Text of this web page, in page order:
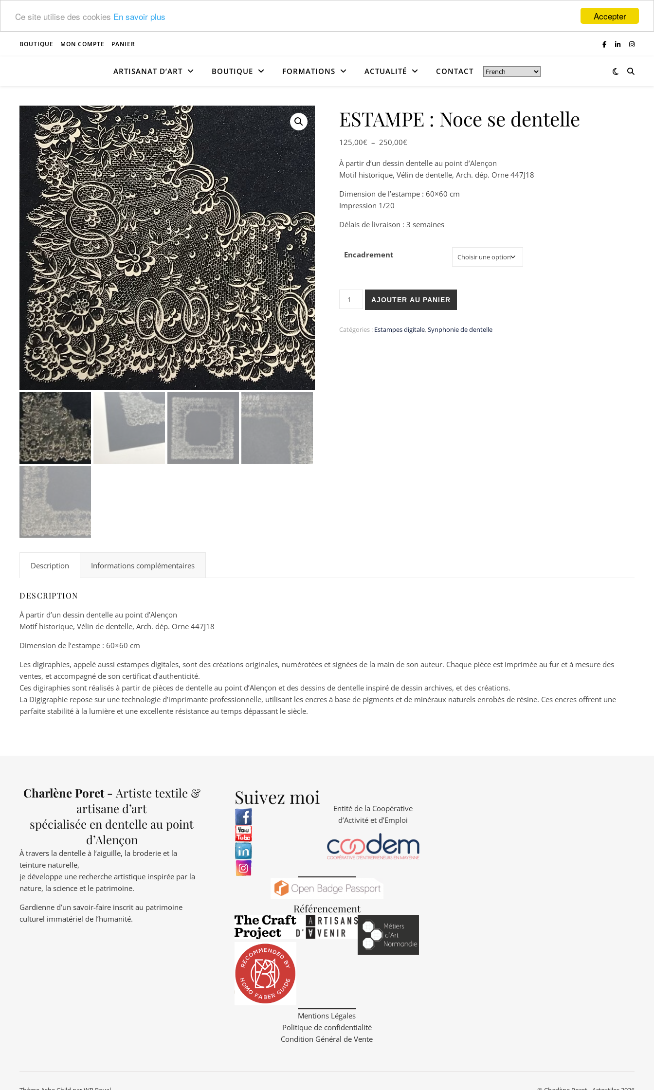
Accepter
Ce site utilise des cookies En savoir plus
BOUTIQUE MON COMPTE PANIER
ARTISANAT D’ART BOUTIQUE FORMATIONS ACTUALITÉ CONTACT
ESTAMPE : Noce se dentelle
125,00€ – 250,00€
À partir d’un dessin dentelle au point d’Alençon
Motif historique, Vélin de dentelle, Arch. dép. Orne 447J18
Dimension de l’estampe : 60×60 cm
Impression 1/20
Délais de livraison : 3 semaines
Encadrement
quantité de ESTAMPE : Noce se dentelle
AJOUTER AU PANIER
Catégories : Estampes digitale,Synphonie de dentelle
Description Informations complémentaires
DESCRIPTION
À partir d’un dessin dentelle au point d’Alençon
Motif historique, Vélin de dentelle, Arch. dép. Orne 447J18
Dimension de l’estampe : 60×60 cm
Les digiraphies, appelé aussi estampes digitales, sont des créations originales, numérotées et signées de la main de son auteur. Chaque pièce est imprimée au fur et à mesure des
ventes, et accompagné de son certificat d’authenticité.
Ces digiraphies sont réalisés à partir de pièces de dentelle au point d’Alençon et des dessins de dentelle inspiré de dessin archives, et des créations.
La Digigraphie repose sur une technologie d’imprimante professionnelle, utilisant les encres à base de pigments et de minéraux naturels enrobés de résine. Ces encres offrent une
parfaite stabilité à la lumière et une excellente résistance au temps dépassant le siècle.
Charlène Poret - Artiste textile &
artisane d’art
spécialisée en dentelle au point
d’Alençon
À travers la dentelle à l’aiguille, la broderie et la
teinture naturelle,
je développe une recherche artistique inspirée par la
nature, la science et le patrimoine.
Gardienne d’un savoir-faire inscrit au patrimoine
culturel immatériel de l’humanité.
Suivez moi
Entité de la Coopérative
d’Activité et d’Emploi
Référencement
Mentions Légales
Politique de confidentialité
Condition Général de Vente